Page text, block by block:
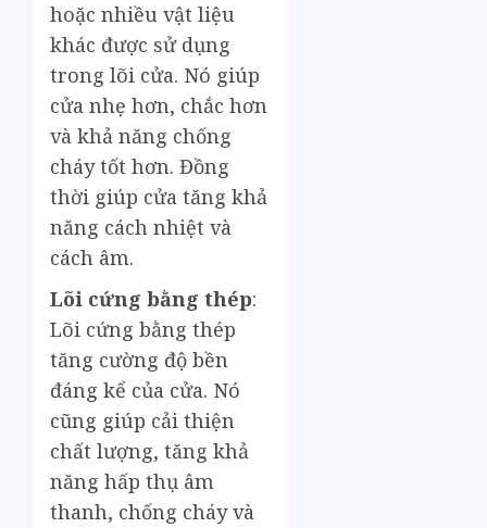
hoặc nhiều vật liệu
khác được sử dụng
trong lõi cửa. Nó giúp
cửa nhẹ hơn, chắc hơn
và khả năng chống
cháy tốt hơn. Đồng
thời giúp cửa tăng khả
năng cách nhiệt và
cách âm.
Lõi cứng bằng thép:
Lõi cứng bằng thép
tăng cường độ bền
đáng kể của cửa. Nó
cũng giúp cải thiện
chất lượng, tăng khả
năng hấp thụ âm
thanh, chống cháy và